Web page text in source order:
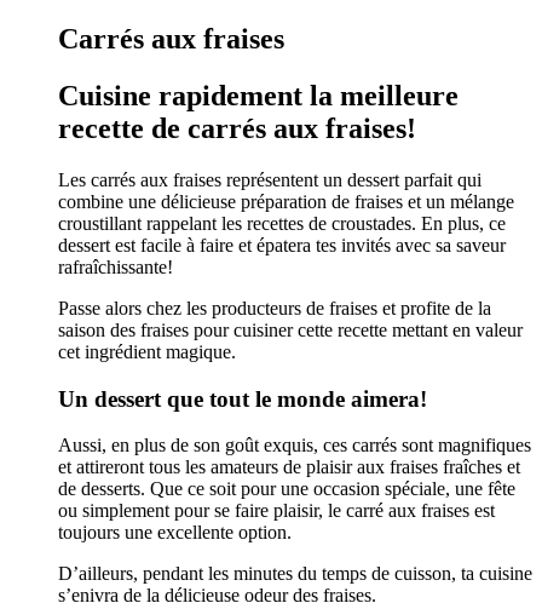
Carrés aux fraises
Cuisine rapidement la meilleure
recette de carrés aux fraises!
Les carrés aux fraises représentent un dessert parfait qui
combine une délicieuse préparation de fraises et un mélange
croustillant rappelant les recettes de croustades. En plus, ce
dessert est facile à faire et épatera tes invités avec sa saveur
rafraîchissante!
Passe alors chez les producteurs de fraises et profite de la
saison des fraises pour cuisiner cette recette mettant en valeur
cet ingrédient magique.
Un dessert que tout le monde aimera!
Aussi, en plus de son goût exquis, ces carrés sont magnifiques
et attireront tous les amateurs de plaisir aux fraises fraîches et
de desserts. Que ce soit pour une occasion spéciale, une fête
ou simplement pour se faire plaisir, le carré aux fraises est
toujours une excellente option.
D’ailleurs, pendant les minutes du temps de cuisson, ta cuisine
s’enivra de la délicieuse odeur des fraises.